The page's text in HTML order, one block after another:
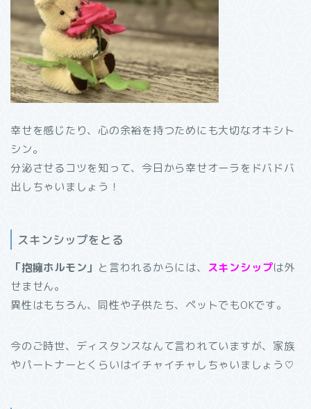
幸せを感じたり、心の余裕を持つためにも大切なオキシト
シン。
分泌させるコツを知って、今日から幸せオーラをドバドバ
出しちゃいましょう！
スキンシップをとる
「抱擁ホルモン」 と言われるからには、 スキンシップは外
せません。
異性はもちろん、同性や子供たち、ペットでもOKです。
今のご時世、ディスタンスなんて言われていますが、家族
やパートナーとくらいはイチャイチャしちゃいましょう♡